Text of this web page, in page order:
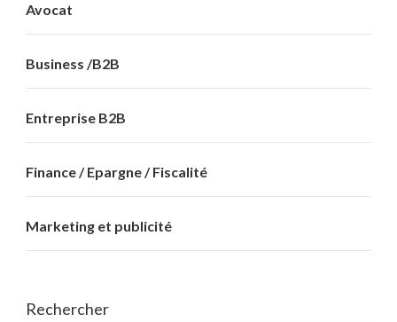
Avocat
Business /B2B
Entreprise B2B
Finance / Epargne / Fiscalité
Marketing et publicité
Rechercher